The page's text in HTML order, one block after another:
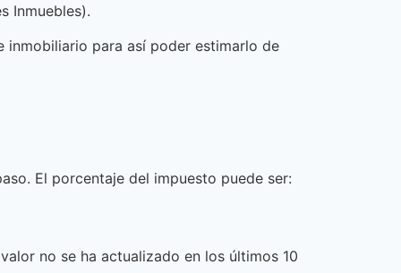
Inmuebles).
inmobiliario para así poder estimarlo de
El porcentaje del impuesto puede ser:
no se ha actualizado en los últimos 10